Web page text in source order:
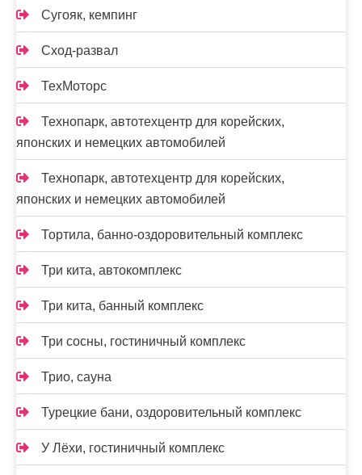
Сугояк, кемпинг
Сход-развал
ТехМоторс
Технопарк, автотехцентр для корейских,
японских и немецких автомобилей
Технопарк, автотехцентр для корейских,
японских и немецких автомобилей
Тортила, банно-оздоровительный комплекс
Три кита, автокомплекс
Три кита, банный комплекс
Три сосны, гостиничный комплекс
Трио, сауна
Турецкие бани, оздоровительный комплекс
У Лёхи, гостиничный комплекс